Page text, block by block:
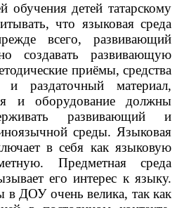
детей татарскому
что языковая среда
всего, развивающий
создавать развивающую
приёмы, средства
и раздаточный материал,
и оборудование должны
развивающий и
среды. Языковая
в себя как языковую
Предметная среда
его интерес к языку.
в ДОУ очень велика, так как